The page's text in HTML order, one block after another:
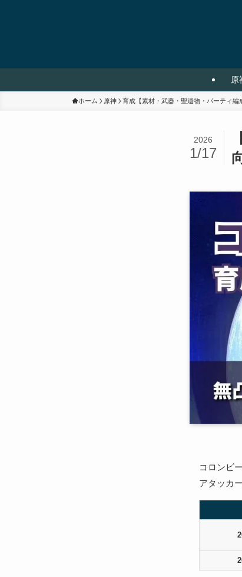
原
ホーム 原神 育成【素材・武器・聖遺物・パーティ編
2026
1/17
コロンビ
アタッカ